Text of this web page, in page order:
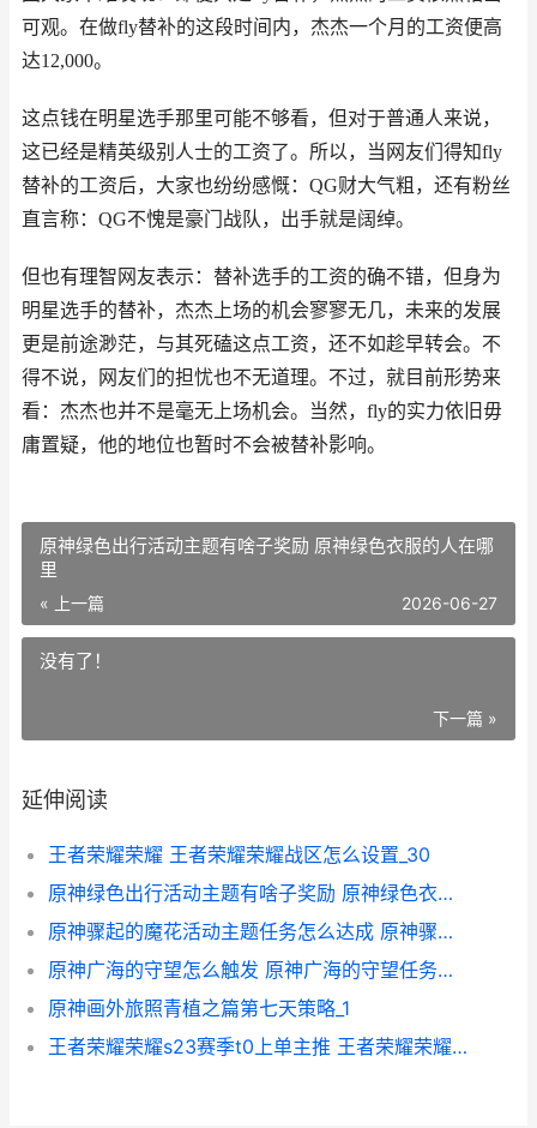
可观。在做fly替补的这段时间内，杰杰一个月的工资便高
达12,000。
这点钱在明星选手那里可能不够看，但对于普通人来说，
这已经是精英级别人士的工资了。所以，当网友们得知fly
替补的工资后，大家也纷纷感慨：QG财大气粗，还有粉丝
直言称：QG不愧是豪门战队，出手就是阔绰。
但也有理智网友表示：替补选手的工资的确不错，但身为
明星选手的替补，杰杰上场的机会寥寥无几，未来的发展
更是前途渺茫，与其死磕这点工资，还不如趁早转会。不
得不说，网友们的担忧也不无道理。不过，就目前形势来
看：杰杰也并不是毫无上场机会。当然，fly的实力依旧毋
庸置疑，他的地位也暂时不会被替补影响。
原神绿色出行活动主题有啥子奖励 原神绿色衣服的人在哪
里
« 上一篇 2026-06-27
没有了！
下一篇 »
延伸阅读
王者荣耀荣耀 王者荣耀荣耀战区怎么设置_30
原神绿色出行活动主题有啥子奖励 原神绿色衣服的人在哪里
原神骤起的魔花活动主题任务怎么达成 原神骤起的魔花可以组队吗
原神广海的守望怎么触发 原神广海的守望任务怎么触发
原神画外旅照青植之篇第七天策略_1
王者荣耀荣耀s23赛季t0上单主推 王者荣耀荣耀称号哪个含金量最高